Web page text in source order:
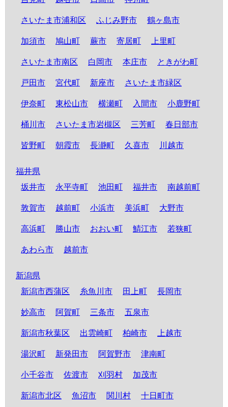
さいたま市浦和区 ふじみ野市 鶴ヶ島市
加須市 鳩山町 蕨市 寄居町 上里町
さいたま市南区 白岡市 本庄市 ときがわ町
戸田市 宮代町 新座市 さいたま市緑区
伊奈町 東松山市 横瀬町 入間市 小鹿野町
桶川市 さいたま市岩槻区 三芳町 春日部市
皆野町 朝霞市 長瀞町 久喜市 川越市
福井県
坂井市
永平寺町 池田町 福井市 南越前町
敦賀市 越前町 小浜市 美浜町 大野市
高浜町 勝山市 おおい町 鯖江市 若狭町
あわら市 越前市
新潟県
新潟市西蒲区
糸魚川市 田上町 長岡市
妙高市 阿賀町 三条市 五泉市
新潟市秋葉区 出雲崎町 柏崎市 上越市
湯沢町 新発田市 阿賀野市 津南町
小千谷市 佐渡市 刈羽村 加茂市
新潟市北区 魚沼市 関川村 十日町市